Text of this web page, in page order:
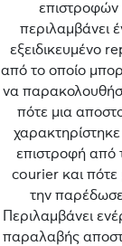
επιστροφών
περιλαμβάνει
εξειδικευμένο
από το οποίο
να
πότε μια
χαρακτηρίστηκε
επιστροφή από
courier και πότε
την
Περιλαμβάνει
παραλαβής